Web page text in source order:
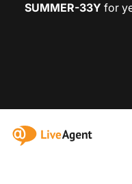
SUMMER-33Y for
:site.title